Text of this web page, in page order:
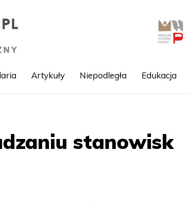
Artykuły Niepodległa Edukacja
stanowisk